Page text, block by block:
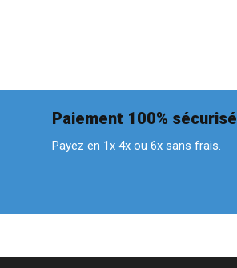
Paiement 100% sécurisé
Payez en 1x 4x ou 6x sans frais.